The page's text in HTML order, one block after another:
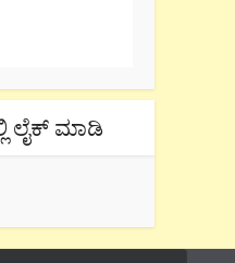
ಲೈಕ್ ಮಾಡಿ